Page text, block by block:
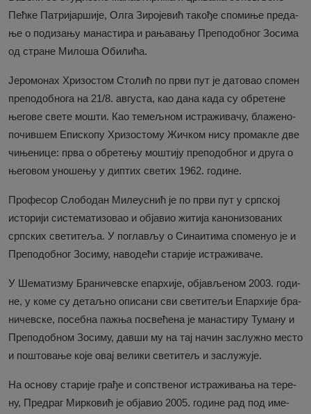
Пећ­ке Па­три­јар­ши­је, Ол­га Зи­ро­је­вић та­ко­ђе спо­ми­ње пре­да­
ње о по­ди­за­њу ма­на­сти­ра и ра­ња­ва­њу Пре­по­доб­ног Зо­си­ма
од стра­не Ми­ло­ша Оби­ли­ћа.
Је­ро­мо­нах Хри­зо­стом Сто­лић по пр­ви пут је да­то­вао спо­мен
пре­по­доб­но­га на 21/8. ав­гу­ста, као да­на ка­да су обре­те­не
ње­го­ве све­те мо­шти. Као те­мељ­ном ис­тра­жи­ва­чу, бла­же­но­
по­чив­шем Епи­ско­пу Хри­зо­сто­му Жич­ком ни­су про­ма­кле две
чи­ње­ни­це: пр­ва о обре­те­њу мо­шти­ју пре­по­доб­ног и дру­га о
ње­го­вом уно­ше­њу у дип­тих све­тих 1962. го­ди­не.
Про­фе­сор Сло­бо­дан Ми­ле­у­снић је по пр­ви пут у срп­ској
исто­ри­ји си­сте­ма­ти­зо­вао и об­ја­вио жи­ти­ја ка­но­ни­зо­ва­них
срп­ских све­ти­те­ља. У по­гла­вљу о Си­на­и­ти­ма спо­ме­нуо је и
Пре­по­доб­ног Зо­си­му, на­во­де­ћи ста­ри­је ис­тра­жи­ва­че.
У Ше­ма­ти­зму Бра­ни­чев­ске епар­хи­је, об­ја­вље­ном 2003. го­ди­
не, у ко­ме су де­таљ­но опи­са­ни сви све­ти­те­љи Епар­хи­је бра­
ни­чев­ске, по­себ­на па­жња по­све­ће­на је ма­на­сти­ру Ту­ма­ну и
Пре­по­доб­ном Зо­си­му, дав­ши му на тај на­чин за­слу­жно ме­сто
и по­што­ва­ње ко­је овај ве­ли­ки све­ти­тељ и за­слу­жу­је.
На осно­ву ста­ри­је гра­ђе и соп­стве­ног ис­тра­жи­ва­ња на те­ре­
ну, Пре­драг Мир­ко­вић је об­ја­вио 2005. го­ди­не рад под име­